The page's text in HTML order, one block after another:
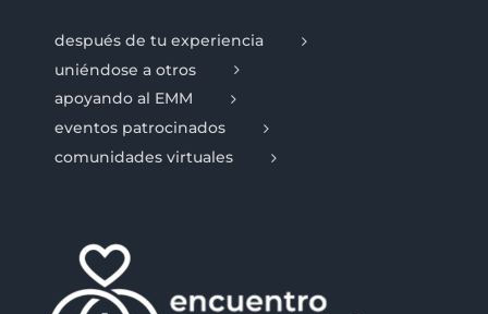
después de tu experiencia
uniéndose a otros
apoyando al EMM
eventos patrocinados
comunidades virtuales